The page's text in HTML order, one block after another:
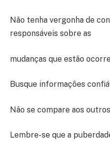
Não tenha vergonha de
responsáveis sobre as
mudanças que estão
Busque informações
Não se compare aos
Lembre-se que a